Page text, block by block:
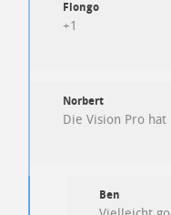
Flongo
+1
Norbert
Die Vision Pro
Ben